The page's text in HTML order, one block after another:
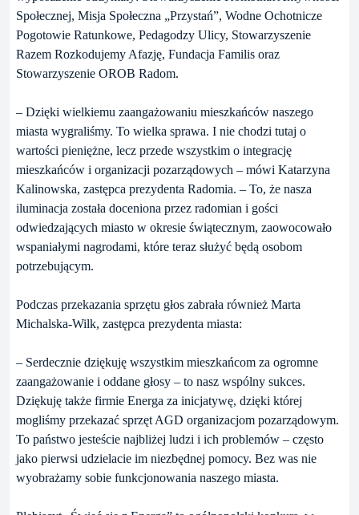
Społecznej, Misja Społeczna „Przystań”, Wodne Ochotnicze
Pogotowie Ratunkowe, Pedagodzy Ulicy, Stowarzyszenie
Razem Rozkodujemy Afazję, Fundacja Familis oraz
Stowarzyszenie OROB Radom.
– Dzięki wielkiemu zaangażowaniu mieszkańców naszego
miasta wygraliśmy. To wielka sprawa. I nie chodzi tutaj o
wartości pieniężne, lecz przede wszystkim o integrację
mieszkańców i organizacji pozarządowych – mówi Katarzyna
Kalinowska, zastępca prezydenta Radomia. – To, że nasza
iluminacja została doceniona przez radomian i gości
odwiedzających miasto w okresie świątecznym, zaowocowało
wspaniałymi nagrodami, które teraz służyć będą osobom
potrzebującym.
Podczas przekazania sprzętu głos zabrała również Marta
Michalska-Wilk, zastępca prezydenta miasta:
– Serdecznie dziękuję wszystkim mieszkańcom za ogromne
zaangażowanie i oddane głosy – to nasz wspólny sukces.
Dziękuję także firmie Energa za inicjatywę, dzięki której
mogliśmy przekazać sprzęt AGD organizacjom pozarządowym.
To państwo jesteście najbliżej ludzi i ich problemów – często
jako pierwsi udzielacie im niezbędnej pomocy. Bez was nie
wyobrażamy sobie funkcjonowania naszego miasta.